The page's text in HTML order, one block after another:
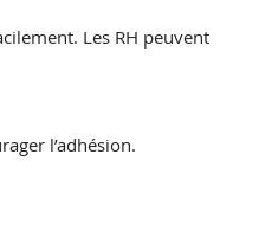
Les RH peuvent
l’adhésion.